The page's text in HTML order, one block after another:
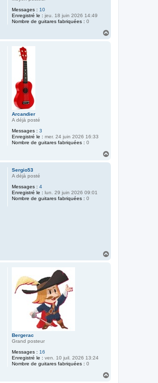
e
Messages : 10
Enregistré le : jeu. 18 juin 2026 14:49
Nombre de guitares fabriquées : 0
Arcandier
A déjà posté
Messages : 3
Enregistré le : mer. 24 juin 2026 16:33
Nombre de guitares fabriquées : 0
Sergio53
A déjà posté
Messages : 4
Enregistré le : lun. 29 juin 2026 09:01
Nombre de guitares fabriquées : 0
Bergerac
Grand posteur
Messages : 16
Enregistré le : ven. 10 juil. 2026 13:24
Nombre de guitares fabriquées : 0